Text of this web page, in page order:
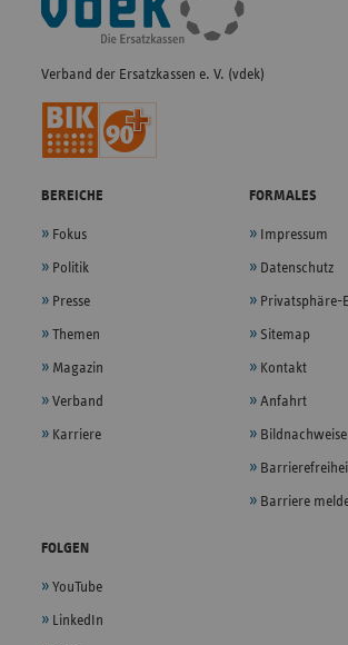
Navigation
Verband der Ersatzkassen e. V. (vdek)
BEREICHE
Fokus
Politik
Presse
Themen
Magazin
Verband
Karriere
FORMALES
Impressum
Datenschutz
Privatsphäre-
Sitemap
Kontakt
Anfahrt
Bildnachweise
Barriere
FOLGEN
YouTube
LinkedIn